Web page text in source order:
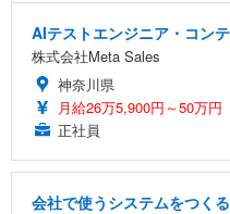
AIテストエンジニア・コン
株式会社Meta Sales
神奈川県
月給26万5,900円～50万円
正社員
会社で使うシステムをつく